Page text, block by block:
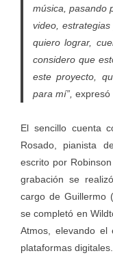
música, pasando
video,
quiero lograr,
considero que
este proyecto,
para mí”, expresó
El sencillo cuenta
Rosado, pianista
escrito por
grabación se
cargo de Guillermo
se completó en
Atmos, elevando el
plataformas digitales.